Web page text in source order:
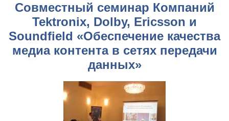
Совместный семинар Компаний
Tektronix, Dolby, Ericsson и
Soundfield «Обеспечение качества
медиа контента в сетях передачи
данных»